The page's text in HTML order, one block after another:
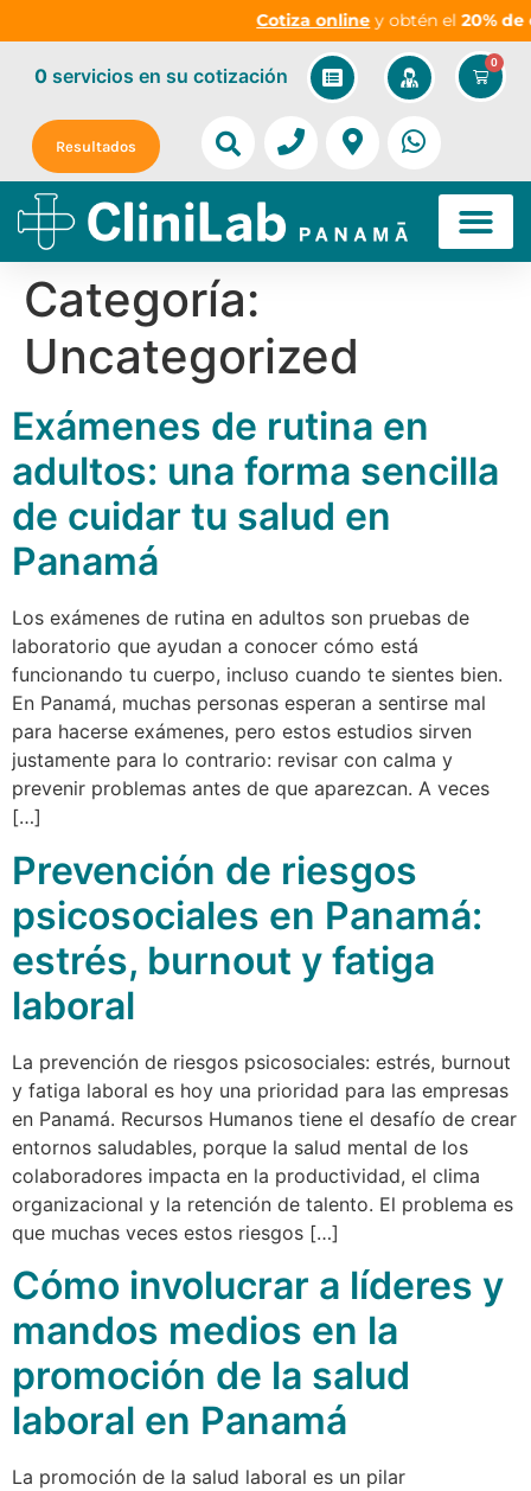
Cotiza onliney obtén el20% de
0
0servicios en su cotización
Resultados
Categoría:
Uncategorized
Exámenes de rutina en
adultos: una forma sencilla
de cuidar tu salud en
Panamá
Los exámenes de rutina en adultos son pruebas de
laboratorio que ayudan a conocer cómo está
funcionando tu cuerpo, incluso cuando te sientes bien.
En Panamá, muchas personas esperan a sentirse mal
para hacerse exámenes, pero estos estudios sirven
justamente para lo contrario: revisar con calma y
prevenir problemas antes de que aparezcan. A veces
[…]
Prevención de riesgos
psicosociales en Panamá:
estrés, burnout y fatiga
laboral
La prevención de riesgos psicosociales: estrés, burnout
y fatiga laboral es hoy una prioridad para las empresas
en Panamá. Recursos Humanos tiene el desafío de crear
entornos saludables, porque la salud mental de los
colaboradores impacta en la productividad, el clima
organizacional y la retención de talento. El problema es
que muchas veces estos riesgos […]
Cómo involucrar a líderes y
mandos medios en la
promoción de la salud
laboral en Panamá
La promoción de la salud laboral es un pilar